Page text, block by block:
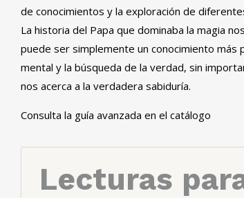
de conocimientos y la exploración de
La historia del Papa que dominaba la magia
puede ser simplemente un conocimiento más
mental y la búsqueda de la verdad, sin
nos acerca a la verdadera sabiduría.
Consulta la guía avanzada en el catálogo
Lecturas